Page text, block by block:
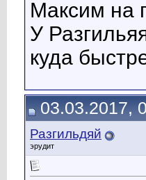
Максим на
У
куда
03.03.2017,
Разгильдяй
эрудит